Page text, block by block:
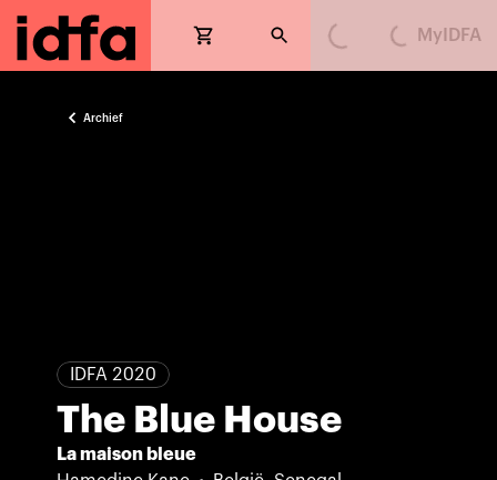
Loading...Loading...MyIDFA
Archief
IDFA 2020
The Blue House
La maison bleue